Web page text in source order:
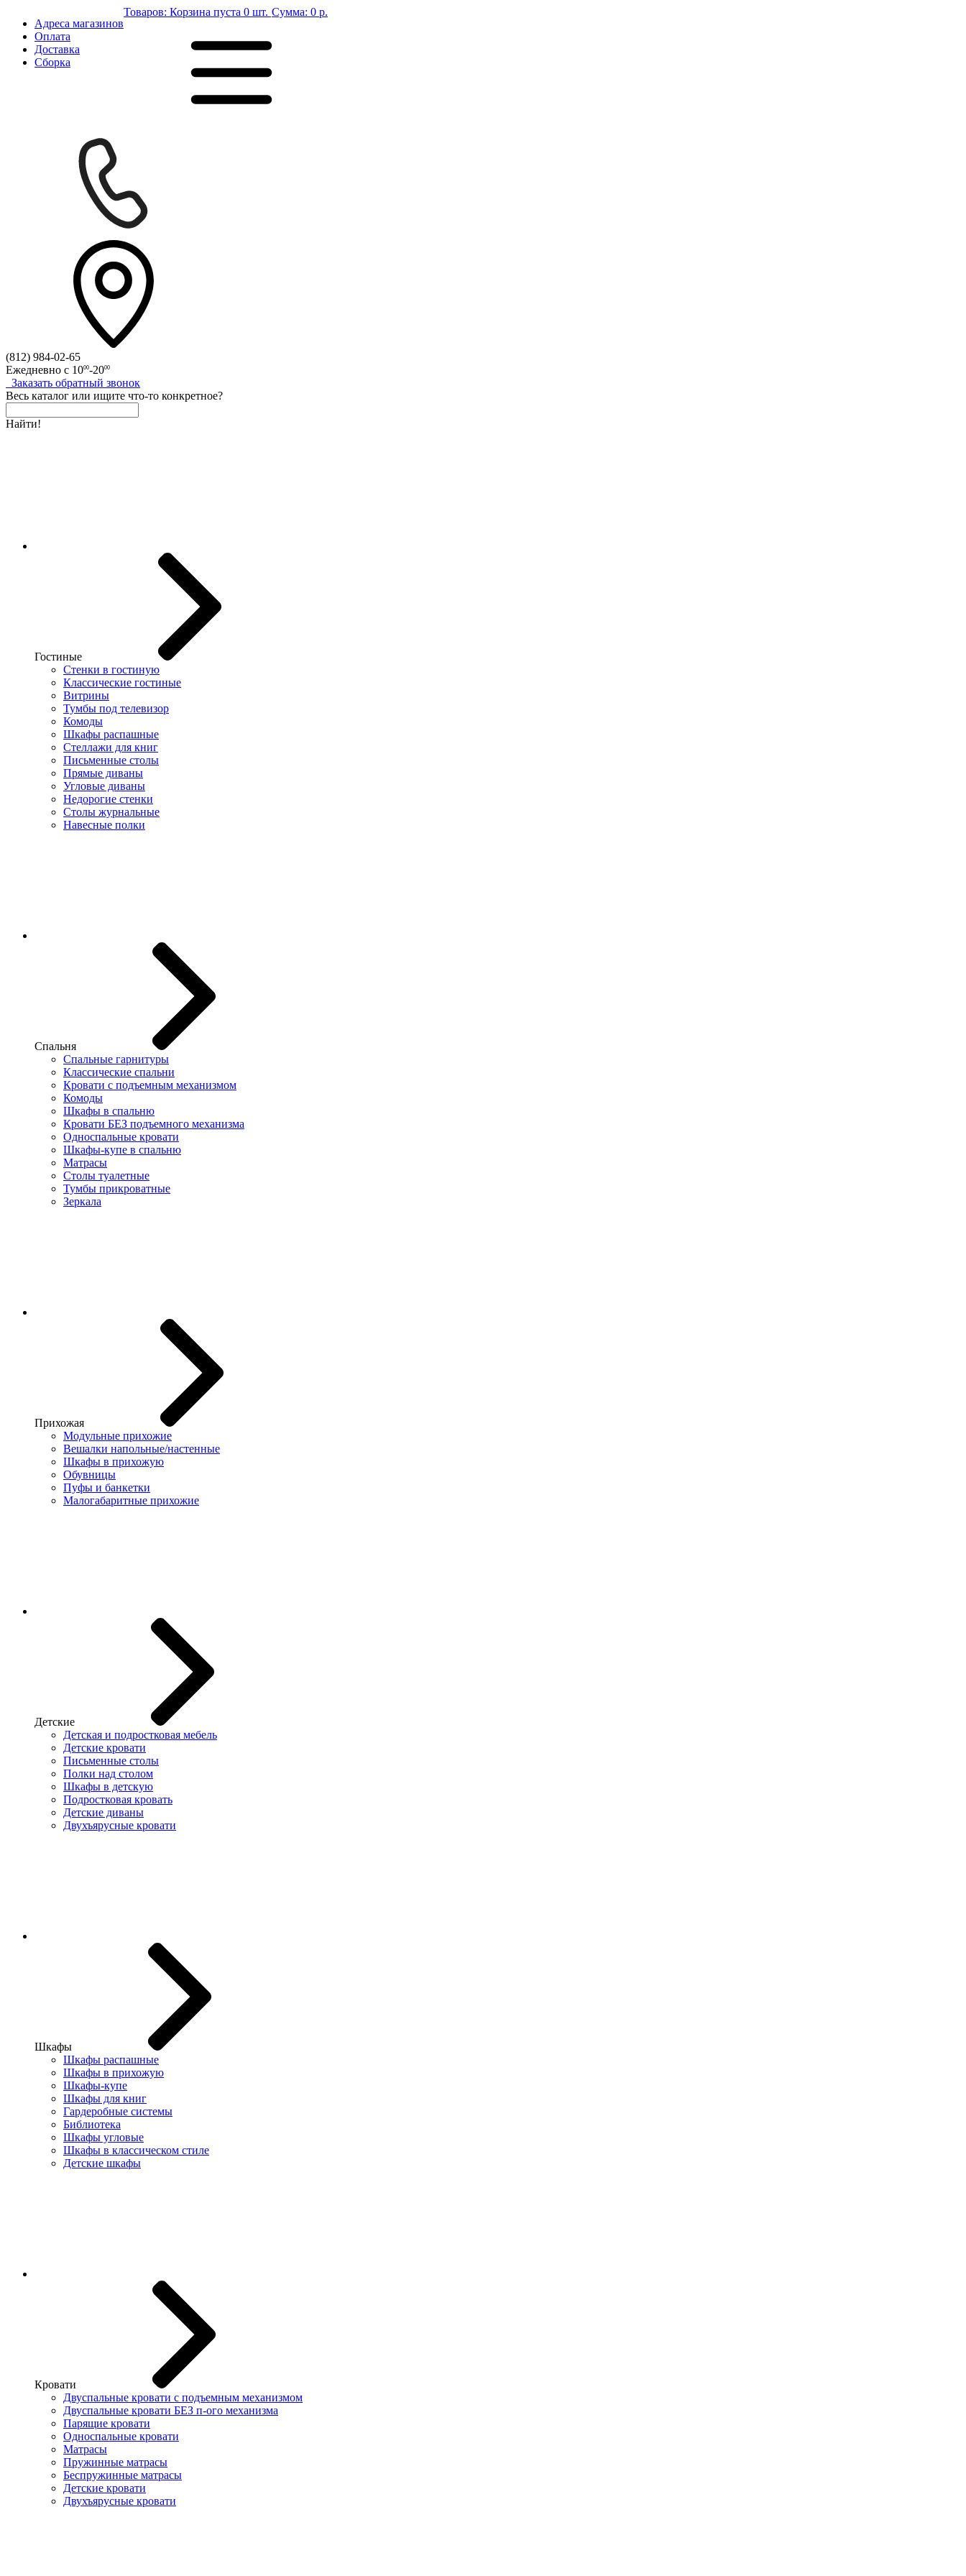
Адреса магазинов
Оплата
Доставка
Сборка
Товаров: Корзина пуста 0 шт. Сумма: 0 р.
(812) 984-02-65
Ежедневно с 1000-2000
Заказать обратный звонок
Весь каталог или ищите что-то конкретное?
Найти!
Гостиные
Стенки в гостиную
Классические гостиные
Витрины
Тумбы под телевизор
Комоды
Шкафы распашные
Стеллажи для книг
Письменные столы
Прямые диваны
Угловые диваны
Недорогие стенки
Столы журнальные
Навесные полки
Спальня
Спальные гарнитуры
Классические спальни
Кровати с подъемным механизмом
Комоды
Шкафы в спальню
Кровати БЕЗ подъемного механизма
Односпальные кровати
Шкафы-купе в спальню
Матрасы
Столы туалетные
Тумбы прикроватные
Зеркала
Прихожая
Модульные прихожие
Вешалки напольные/настенные
Шкафы в прихожую
Обувницы
Пуфы и банкетки
Малогабаритные прихожие
Детские
Детская и подростковая мебель
Детские кровати
Письменные столы
Полки над столом
Шкафы в детскую
Подростковая кровать
Детские диваны
Двухъярусные кровати
Шкафы
Шкафы распашные
Шкафы в прихожую
Шкафы-купе
Шкафы для книг
Гардеробные системы
Библиотека
Шкафы угловые
Шкафы в классическом стиле
Детские шкафы
Кровати
Двуспальные кровати с подъемным механизмом
Двуспальные кровати БЕЗ п-ого механизма
Парящие кровати
Односпальные кровати
Матрасы
Пружинные матрасы
Беспружинные матрасы
Детские кровати
Двухъярусные кровати